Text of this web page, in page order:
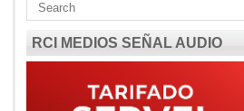
RCI MEDIOS SEÑAL AUDIO